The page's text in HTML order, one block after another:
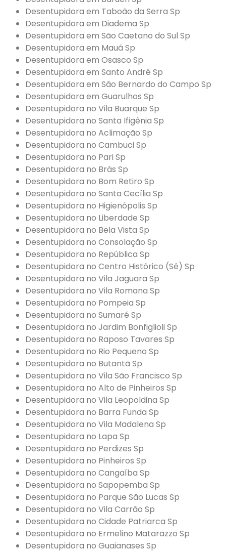
Desentupidora em Taboão da Serra Sp
Desentupidora em Diadema Sp
Desentupidora em São Caetano do Sul Sp
Desentupidora em Mauá Sp
Desentupidora em Osasco Sp
Desentupidora em Santo André Sp
Desentupidora em São Bernardo do Campo Sp
Desentupidora em Guarulhos Sp
Desentupidora no Vila Buarque Sp
Desentupidora no Santa Ifigênia Sp
Desentupidora no Aclimação Sp
Desentupidora no Cambuci Sp
Desentupidora no Pari Sp
Desentupidora no Brás Sp
Desentupidora no Bom Retiro Sp
Desentupidora no Santa Cecília Sp
Desentupidora no Higienópolis Sp
Desentupidora no Liberdade Sp
Desentupidora no Bela Vista Sp
Desentupidora no Consolação Sp
Desentupidora no República Sp
Desentupidora no Centro Histórico (Sé) Sp
Desentupidora no Vila Jaguara Sp
Desentupidora no Vila Romana Sp
Desentupidora no Pompeia Sp
Desentupidora no Sumaré Sp
Desentupidora no Jardim Bonfiglioli Sp
Desentupidora no Raposo Tavares Sp
Desentupidora no Rio Pequeno Sp
Desentupidora no Butantã Sp
Desentupidora no Vila São Francisco Sp
Desentupidora no Alto de Pinheiros Sp
Desentupidora no Vila Leopoldina Sp
Desentupidora no Barra Funda Sp
Desentupidora no Vila Madalena Sp
Desentupidora no Lapa Sp
Desentupidora no Perdizes Sp
Desentupidora no Pinheiros Sp
Desentupidora no Cangaíba Sp
Desentupidora no Sapopemba Sp
Desentupidora no Parque São Lucas Sp
Desentupidora no Vila Carrão Sp
Desentupidora no Cidade Patriarca Sp
Desentupidora no Ermelino Matarazzo Sp
Desentupidora no Guaianases Sp